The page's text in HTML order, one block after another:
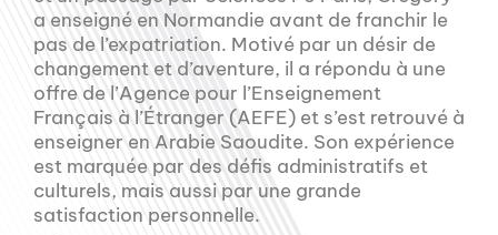
a enseigné en Normandie avant de franchir le
pas de l’expatriation. Motivé par un désir de
changement et d’aventure, il a répondu à une
offre de l’Agence pour l’Enseignement
Français à l’Étranger (AEFE) et s’est retrouvé à
enseigner en Arabie Saoudite. Son expérience
est marquée par des défis administratifs et
culturels, mais aussi par une grande
satisfaction personnelle.